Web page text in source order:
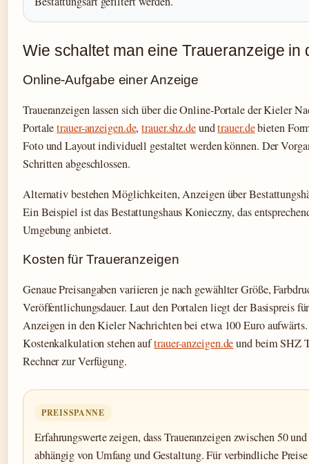
Wie schaltet man eine Traueranzeige in
Online-Aufgabe einer Anzeige
Traueranzeigen lassen sich über die Online-Portale der Kieler
Portaletrauer-anzeigen.de,trauer.shz.deundtrauer.debieten
Foto und Layout individuell gestaltet werden können. Der
Schritten abgeschlossen.
Alternativ bestehen Möglichkeiten, Anzeigen über
Ein Beispiel ist das Bestattungshaus Konieczny, das
Umgebung anbietet.
Kosten für Traueranzeigen
Genaue Preisangaben variieren je nach gewählter Größe,
Veröffentlichungsdauer. Laut den Portalen liegt der Basispreis
Anzeigen in den Kieler Nachrichten bei etwa 100 Euro
Kostenkalkulation stehen auftrauer-anzeigen.deund beim SHZ
Rechner zur Verfügung.
PREISSPANNE
Erfahrungswerte zeigen, dass Traueranzeigen zwischen 50
abhängig von Umfang und Gestaltung. Für verbindliche